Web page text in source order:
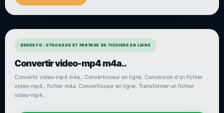
SENDEYO : STOCKAGE ET PARTAGE DE FICHIERS EN LIGNE
Convertir video-mp4 m4a..
Convertir video-mp4 m4a.. Convertisseur en ligne. Conversion d'un fichier
video-mp4.. fichier m4a. Convertisseur en ligne. Transformer un fichier
video-mp4..